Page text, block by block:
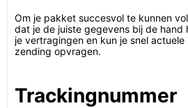
Om je pakket succesvol te kunnen
dat je de juiste gegevens bij de hand
je vertragingen en kun je snel
zending opvragen.
Trackingnummer